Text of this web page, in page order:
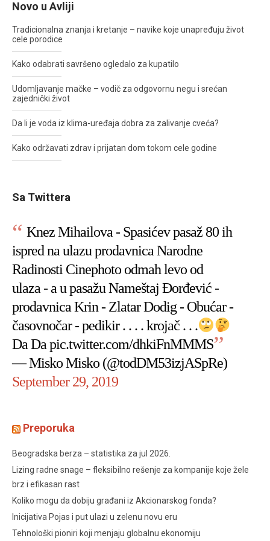
Novo u Avliji
Tradicionalna znanja i kretanje – navike koje unapređuju život
cele porodice
Kako odabrati savršeno ogledalo za kupatilo
Udomljavanje mačke – vodič za odgovornu negu i srećan
zajednički život
Da li je voda iz klima-uređaja dobra za zalivanje cveća?
Kako održavati zdrav i prijatan dom tokom cele godine
Sa Twittera
Knez Mihailova - Spasićev pasaž 80 ih
ispred na ulazu prodavnica Narodne
Radinosti Cinephoto odmah levo od
ulaza - a u pasažu Nameštaj Đorđević -
prodavnica Krin - Zlatar Dodig - Obućar -
časovnočar - pedikir . . . . krojač . . .
Da Dapic.twitter.com/dhkiFnMMMS
— Misko Misko (@todDM53izjASpRe)
September 29, 2019
Preporuka
Beogradska berza – statistika za jul 2026.
Lizing radne snage – fleksibilno rešenje za kompanije koje žele
brz i efikasan rast
Koliko mogu da dobiju građani iz Akcionarskog fonda?
Inicijativa Pojas i put ulazi u zelenu novu eru
Tehnološki pioniri koji menjaju globalnu ekonomiju